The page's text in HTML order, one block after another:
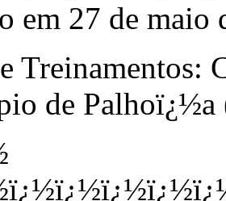
em 27 de maio
Treinamentos:
de